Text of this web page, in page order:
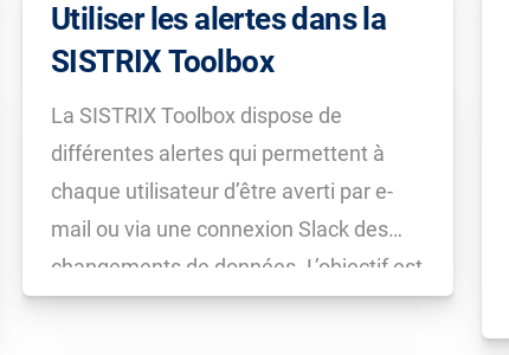
Utiliser les alertes dans la
SISTRIX Toolbox
La SISTRIX Toolbox dispose de
différentes alertes qui permettent à
chaque utilisateur d’être averti par e-
mail ou via une connexion Slack des
changements de données. L’objectif est
de faire gagner du temps aux